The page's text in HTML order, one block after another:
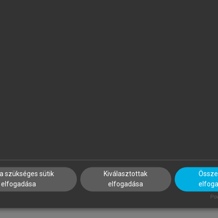
vendéglátásmenedzsment
szükséges sütik
elfogadása
Kiválasztottak
elfogadása